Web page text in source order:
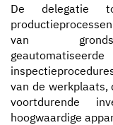
De delegatie
van
van de werkplaats,
voortdurende
hoogwaardige